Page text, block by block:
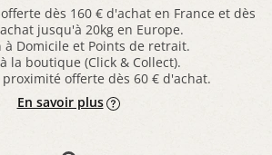
dès 160 € d'achat en France et dès
jusqu'à 20kg en Europe.
à Domicile et Points de retrait.
la boutique (Click & Collect).
offerte dès 60 € d'achat.
En savoir plus